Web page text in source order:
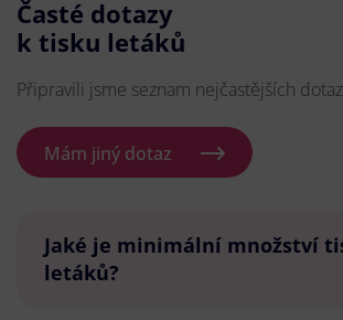
Časté dotazy
k tisku letáků
Připravili jsme seznam nejčastějších
Mám jiný dotaz
Jaké je minimální množství
letáků?